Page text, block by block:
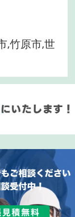
,竹原市,世